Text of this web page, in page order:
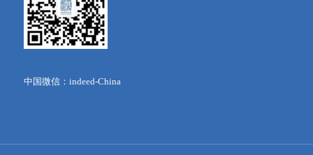
中国微信：indeed-China